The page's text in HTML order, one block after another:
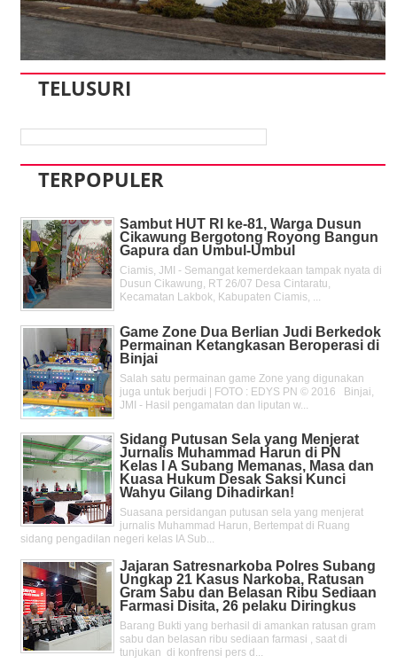
TELUSURI
TERPOPULER
Sambut HUT RI ke-81, Warga Dusun
Cikawung Bergotong Royong Bangun
Gapura dan Umbul-Umbul
Ciamis, JMI - Semangat kemerdekaan tampak nyata di
Dusun Cikawung, RT 26/07 Desa Cintaratu,
Kecamatan Lakbok, Kabupaten Ciamis, ...
Game Zone Dua Berlian Judi Berkedok
Permainan Ketangkasan Beroperasi di
Binjai
Salah satu permainan game Zone yang digunakan
juga untuk berjudi | FOTO : EDYS PN © 2016 Binjai,
JMI - Hasil pengamatan dan liputan w...
Sidang Putusan Sela yang Menjerat
Jurnalis Muhammad Harun di PN
Kelas l A Subang Memanas, Masa dan
Kuasa Hukum Desak Saksi Kunci
Wahyu Gilang Dihadirkan!
Suasana persidangan putusan sela yang menjerat
jurnalis Muhammad Harun, Bertempat di Ruang
sidang pengadilan negeri kelas IA Sub...
Jajaran Satresnarkoba Polres Subang
Ungkap 21 Kasus Narkoba, Ratusan
Gram Sabu dan Belasan Ribu Sediaan
Farmasi Disita, 26 pelaku Diringkus
Barang Bukti yang berhasil di amankan ratusan gram
sabu dan belasan ribu sediaan farmasi , saat di
tunjukan di konfrensi pers d...